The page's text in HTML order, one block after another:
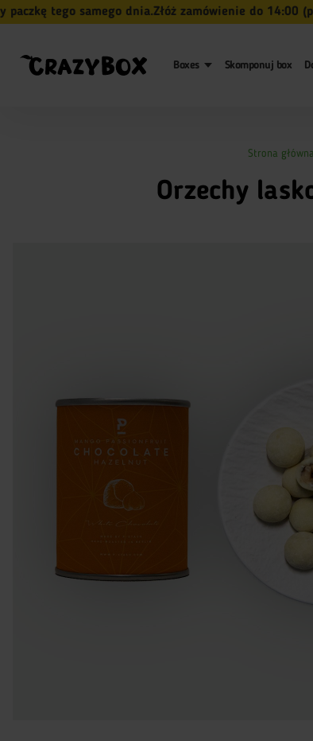
tego samego dnia.Złóż zamówienie do 14:00 (pn-pt)
Boxes Skomponuj box
Strona główna
Orzechy